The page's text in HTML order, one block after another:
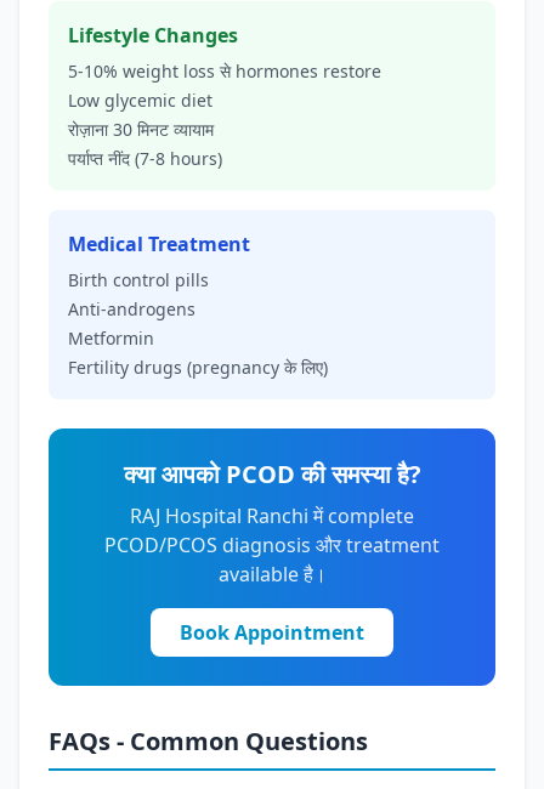
Lifestyle Changes
5-10% weight loss से hormones restore
Low glycemic diet
रोज़ाना 30 मिनट व्यायाम
पर्याप्त नींद (7-8 hours)
Medical Treatment
Birth control pills
Anti-androgens
Metformin
Fertility drugs (pregnancy के लिए)
क्या आपको PCOD की समस्या है?
RAJ Hospital Ranchi में complete
PCOD/PCOS diagnosis और treatment
available है।
Book Appointment
FAQs - Common Questions